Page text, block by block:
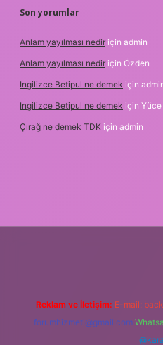
Son yorumlar
Anlam yayılması nedir için admin
Anlam yayılması nedir için Özden
Ingilizce Betipul ne demek için
Ingilizce Betipul ne demek için Yüce
Çırağ ne demek TDK için admin
Reklam ve İletişim: E-mail:
forumhizmeti@gmail.com